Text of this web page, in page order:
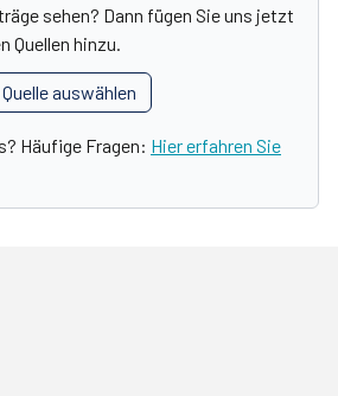
sehen? Dann fügen Sie uns jetzt
Quellen hinzu.
auswählen
Häufige Fragen: Hier erfahren Sie